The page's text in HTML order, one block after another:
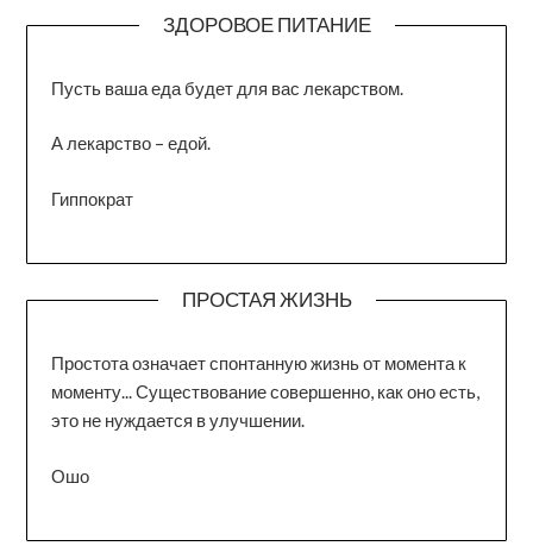
ЗДОРОВОЕ ПИТАНИЕ
Пусть ваша еда будет для вас лекарством.
А лекарство – едой.
Гиппократ
ПРОСТАЯ ЖИЗНЬ
Простота означает спонтанную жизнь от момента к
моменту... Существование совершенно, как оно есть,
это не нуждается в улучшении.
Ошо